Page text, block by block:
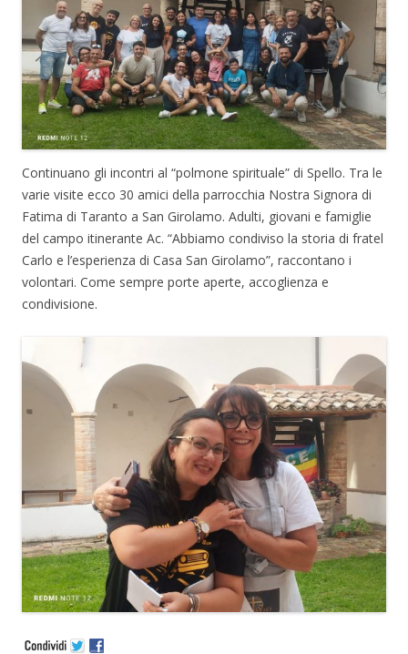
Continuano gli incontri al “polmone spirituale” di Spello. Tra le
varie visite ecco 30 amici della parrocchia Nostra Signora di
Fatima di Taranto a San Girolamo. Adulti, giovani e famiglie
del campo itinerante Ac. “Abbiamo condiviso la storia di fratel
Carlo e l’esperienza di Casa San Girolamo”, raccontano i
volontari. Come sempre porte aperte, accoglienza e
condivisione.